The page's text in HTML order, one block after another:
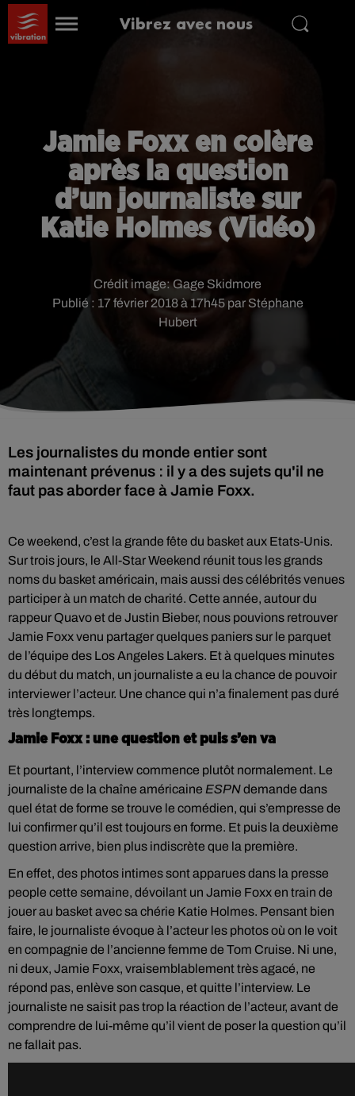
Vibrez avec nous
Jamie Foxx en colère
après la question
d’un journaliste sur
Katie Holmes (Vidéo)
Publié : 17 février 2018 à 17h45 par Stéphane
Hubert
Crédit image:Gage Skidmore
Les journalistes du monde entier sont
maintenant prévenus : il y a des sujets qu'il ne
faut pas aborder face à Jamie Foxx.
Ce weekend, c’est la grande fête du basket aux Etats-Unis.
Sur trois jours, le All-Star Weekend réunit tous les grands
noms du basket américain, mais aussi des célébrités venues
participer à un match de charité. Cette année, autour du
rappeur Quavo et de Justin Bieber, nous pouvions retrouver
Jamie Foxx venu partager quelques paniers sur le parquet
de l’équipe des Los Angeles Lakers. Et à quelques minutes
du début du match, un journaliste a eu la chance de pouvoir
interviewer l’acteur. Une chance qui n’a finalement pas duré
très longtemps.
Jamie Foxx : une question et puis s’en va
Et pourtant, l’interview commence plutôt normalement. Le
journaliste de la chaîne américaine ESPNdemande dans
quel état de forme se trouve le comédien, qui s’empresse de
lui confirmer qu’il est toujours en forme. Et puis la deuxième
question arrive, bien plus indiscrète que la première.
En effet, des photos intimes sont apparues dans la presse
people cette semaine, dévoilant un Jamie Foxx en train de
jouer au basket avec sa chérie Katie Holmes. Pensant bien
faire, le journaliste évoque à l’acteur les photos où on le voit
en compagnie de l’ancienne femme de Tom Cruise. Ni une,
ni deux, Jamie Foxx, vraisemblablement très agacé, ne
répond pas, enlève son casque, et quitte l’interview. Le
journaliste ne saisit pas trop la réaction de l’acteur, avant de
comprendre de lui-même qu’il vient de poser la question qu’il
ne fallait pas.